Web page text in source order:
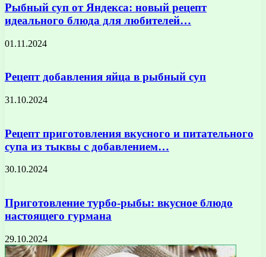
Рыбный суп от Яндекса: новый рецепт
идеального блюда для любителей…
01.11.2024
Рецепт добавления яйца в рыбный суп
31.10.2024
Рецепт приготовления вкусного и питательного
супа из тыквы с добавлением…
30.10.2024
Приготовление турбо-рыбы: вкусное блюдо
настоящего гурмана
29.10.2024